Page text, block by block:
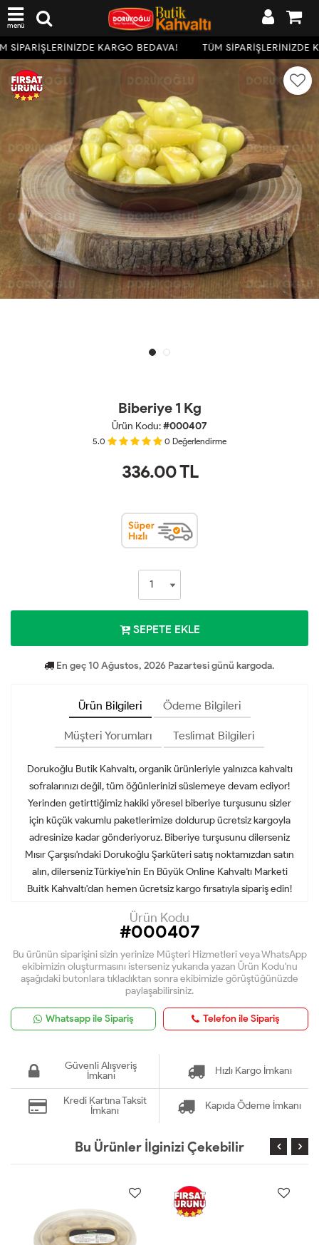
menü
SİPARİŞLERİNİZDE KARGO BEDAVA! TÜM SİPARİŞLERİNİZDE
Biberiye 1 Kg
Ürün Kodu:#000407
5.0 0 Değerlendirme
336.00TL
SEPETE EKLE
En geç 10 Ağustos, 2026 Pazartesi günü kargoda.
Ürün Bilgileri Ödeme Bilgileri
Müşteri Yorumları Teslimat Bilgileri
Dorukoğlu Butik Kahvaltı, organik ürünleriyle yalnızca kahvaltı
sofralarınızı değil, tüm öğünlerinizi süslemeye devam ediyor!
Yerinden getirttiğimiz hakiki yöresel biberiye turşusunu sizler
için küçük vakumlu paketlerimize doldurup ücretsiz kargoyla
adresinize kadar gönderiyoruz. Biberiye turşusunu dilerseniz
Mısır Çarşısı'ndaki Dorukoğlu Şarküteri satış noktamızdan satın
alın, dilerseniz Türkiye'nin En Büyük Online Kahvaltı Marketi
Buitk Kahvaltı'dan hemen ücretsiz kargo fırsatıyla sipariş edin!
Ürün Kodu
#000407
Bu ürünün siparişini sizin yerinize Müşteri Hizmetleri veya WhatsApp
ekibimizin oluşturmasını isterseniz yukarıda yazan Ürün Kodu'nu
aşağıdaki butonlara tıkladıktan sonra ekibimizle görüştüğünüzde
paylaşabilirsiniz.
Whatsapp ile Sipariş Telefon ile Sipariş
Güvenli Alışveriş
İmkanı
Hızlı Kargo İmkanı
Kredi Kartına Taksit
İmkanı
Kapıda Ödeme İmkanı
Bu Ürünler İlginizi Çekebilir